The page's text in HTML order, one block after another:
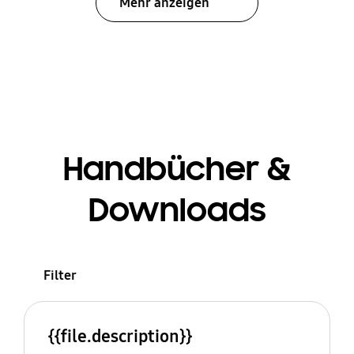
Handbücher &
Downloads
Filter
{{file.description}}